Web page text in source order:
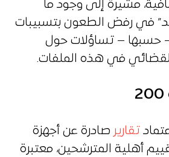
مشيرة إلى وجود ما
في رفض الطعون بتسبيبات
حسبها – تساؤلات حول
القضائي في هذه الملفات.
تقارير صادرة عن أجهزة
أهلية المترشحين، معتبرة